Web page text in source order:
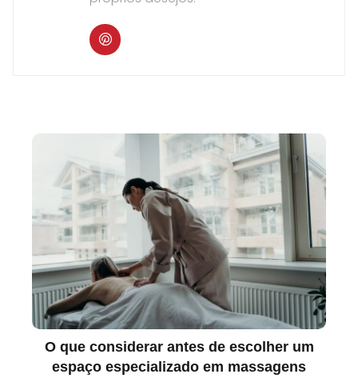
O que considerar antes de escolher um
espaço especializado em massagens